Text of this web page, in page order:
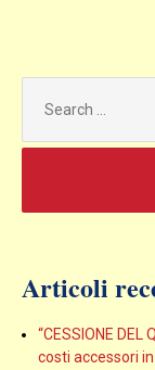
for:
Articoli
“CESSIONE
costi accessori